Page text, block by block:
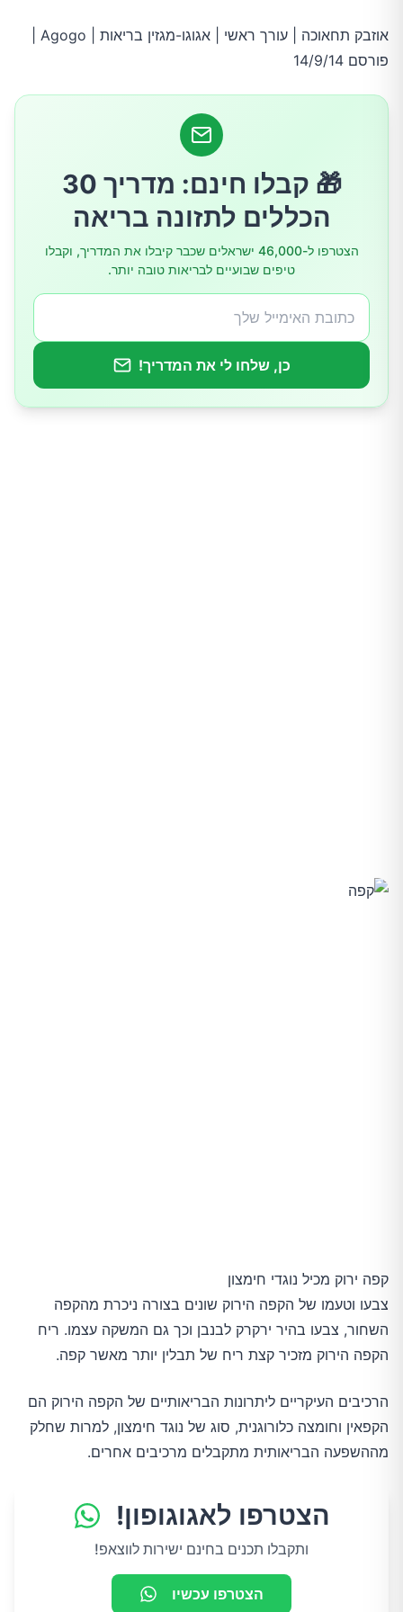
פורסם 14/9/14
🎁 קבלו חינם: מדריך 30
הכללים לתזונה בריאה
הצטרפו ל-46,000 ישראלים שכבר קיבלו את המדריך, וקבלו
טיפים שבועיים לבריאות טובה יותר.
כן, שלחו לי את המדריך!
קפה ירוק מכיל נוגדי חימצון
צבעו וטעמו של הקפה הירוק שונים בצורה ניכרת מהקפה
השחור, צבעו בהיר ירקרק לבנבן וכך גם המשקה עצמו. ריח
הקפה הירוק מזכיר קצת ריח של תבלין יותר מאשר קפה.
הרכיבים העיקריים ליתרונות הבריאותיים של הקפה הירוק הם
הקפאין וחומצה כלורוגנית, סוג של נוגד חימצון, למרות שחלק
מההשפעה הבריאותית מתקבלים מרכיבים אחרים.
הצטרפו לאגוגופון!
ותקבלו תכנים בחינם ישירות לווצאפ!
הצטרפו עכשיו